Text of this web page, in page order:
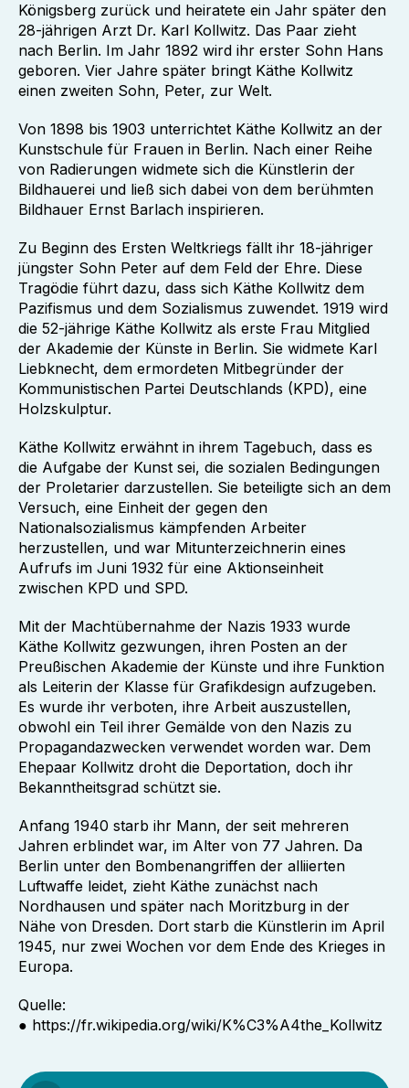
Königsberg zurück und heiratete ein Jahr später den
28-jährigen Arzt Dr. Karl Kollwitz. Das Paar zieht
nach Berlin. Im Jahr 1892 wird ihr erster Sohn Hans
geboren. Vier Jahre später bringt Käthe Kollwitz
einen zweiten Sohn, Peter, zur Welt.
Von 1898 bis 1903 unterrichtet Käthe Kollwitz an der
Kunstschule für Frauen in Berlin. Nach einer Reihe
von Radierungen widmete sich die Künstlerin der
Bildhauerei und ließ sich dabei von dem berühmten
Bildhauer Ernst Barlach inspirieren.
Zu Beginn des Ersten Weltkriegs fällt ihr 18-jähriger
jüngster Sohn Peter auf dem Feld der Ehre. Diese
Tragödie führt dazu, dass sich Käthe Kollwitz dem
Pazifismus und dem Sozialismus zuwendet. 1919 wird
die 52-jährige Käthe Kollwitz als erste Frau Mitglied
der Akademie der Künste in Berlin. Sie widmete Karl
Liebknecht, dem ermordeten Mitbegründer der
Kommunistischen Partei Deutschlands (KPD), eine
Holzskulptur.
Käthe Kollwitz erwähnt in ihrem Tagebuch, dass es
die Aufgabe der Kunst sei, die sozialen Bedingungen
der Proletarier darzustellen. Sie beteiligte sich an dem
Versuch, eine Einheit der gegen den
Nationalsozialismus kämpfenden Arbeiter
herzustellen, und war Mitunterzeichnerin eines
Aufrufs im Juni 1932 für eine Aktionseinheit
zwischen KPD und SPD.
Mit der Machtübernahme der Nazis 1933 wurde
Käthe Kollwitz gezwungen, ihren Posten an der
Preußischen Akademie der Künste und ihre Funktion
als Leiterin der Klasse für Grafikdesign aufzugeben.
Es wurde ihr verboten, ihre Arbeit auszustellen,
obwohl ein Teil ihrer Gemälde von den Nazis zu
Propagandazwecken verwendet worden war. Dem
Ehepaar Kollwitz droht die Deportation, doch ihr
Bekanntheitsgrad schützt sie.
Anfang 1940 starb ihr Mann, der seit mehreren
Jahren erblindet war, im Alter von 77 Jahren. Da
Berlin unter den Bombenangriffen der alliierten
Luftwaffe leidet, zieht Käthe zunächst nach
Nordhausen und später nach Moritzburg in der
Nähe von Dresden. Dort starb die Künstlerin im April
1945, nur zwei Wochen vor dem Ende des Krieges in
Europa.
Quelle:
● https://fr.wikipedia.org/wiki/K%C3%A4the_Kollwitz